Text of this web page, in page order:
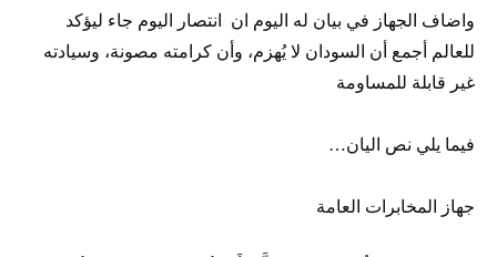
واضاف الجهاز في بيان له اليوم ان انتصار اليوم جاء ليؤكد
للعالم أجمع أن السودان لا يُهزم، وأن كرامته مصونة، وسيادته
غير قابلة للمساومة
فيما يلي نص اليان…
جهاز المخابرات العامة